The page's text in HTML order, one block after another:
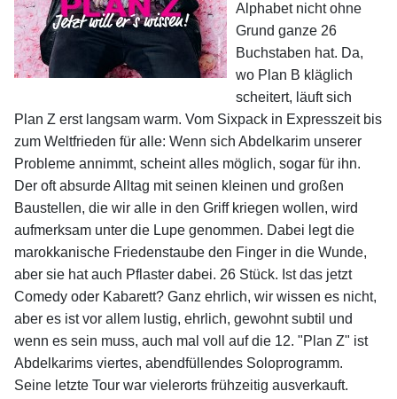
Alphabet nicht ohne
Grund ganze 26
Buchstaben hat. Da,
wo Plan B kläglich
scheitert, läuft sich
Plan Z erst langsam warm. Vom Sixpack in Expresszeit bis
zum Weltfrieden für alle: Wenn sich Abdelkarim unserer
Probleme annimmt, scheint alles möglich, sogar für ihn.
Der oft absurde Alltag mit seinen kleinen und großen
Baustellen, die wir alle in den Griff kriegen wollen, wird
aufmerksam unter die Lupe genommen. Dabei legt die
marokkanische Friedenstaube den Finger in die Wunde,
aber sie hat auch Pflaster dabei. 26 Stück. Ist das jetzt
Comedy oder Kabarett? Ganz ehrlich, wir wissen es nicht,
aber es ist vor allem lustig, ehrlich, gewohnt subtil und
wenn es sein muss, auch mal voll auf die 12. "Plan Z" ist
Abdelkarims viertes, abendfüllendes Soloprogramm.
Seine letzte Tour war vielerorts frühzeitig ausverkauft.